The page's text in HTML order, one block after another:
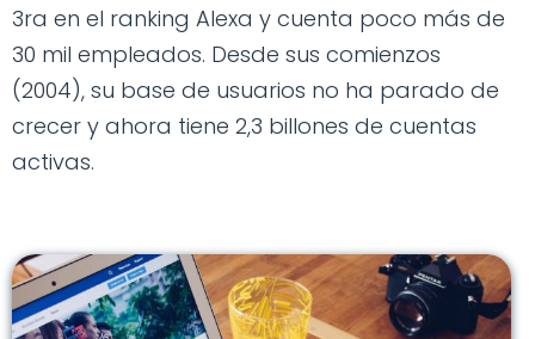
3ra en el ranking Alexa y cuenta poco más de
30 mil empleados. Desde sus comienzos
(2004), su base de usuarios no ha parado de
crecer y ahora tiene 2,3 billones de cuentas
activas.